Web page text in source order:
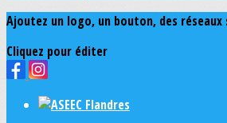
Ajoutez un logo, un bouton, des réseaux
Cliquez pour éditer